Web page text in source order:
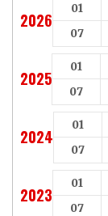
2026
01
07
2025
01
07
2024
01
07
2023
01
07